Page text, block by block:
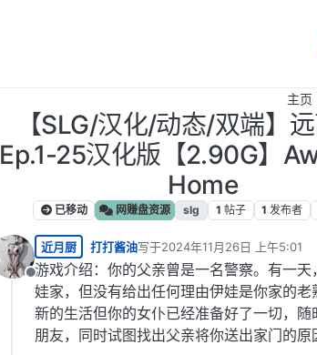
主页
【SLG/汉化/动态/双端】
Ep.1-25汉化版【2.90G】
Home
已移动 网赚盘资源 slg 1 帖子 1 发布者
离线
近月厨 打打酱油写于2024年11月26日 上午5:01
最后由 编辑
游戏介绍：你的父亲曾是一名警察。有一
娃家，但没有给出任何理由伊娃是你家的
新的生活但你的女仆已经准备好了一切，
朋友，同时试图找出父亲将你送出家门的原